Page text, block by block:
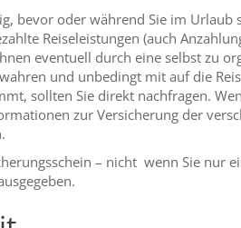
bevor oder während Sie im
Reiseleistungen (auch
eventuell durch eine selbst zu
und unbedingt mit auf die
sollten Sie direkt nachfragen.
zur Versicherung der
– nicht wenn Sie nur